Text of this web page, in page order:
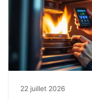
22 juillet 2026